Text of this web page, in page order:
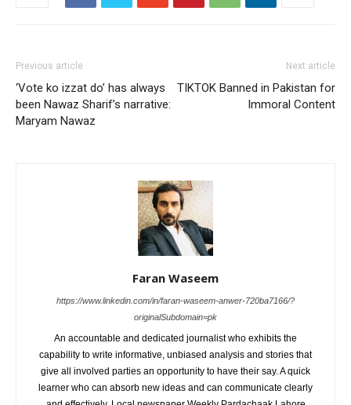
Previous article
‘Vote ko izzat do’ has always
been Nawaz Sharif’s narrative:
Maryam Nawaz
Next article
TIKTOK Banned in Pakistan for
Immoral Content
Faran Waseem
https://www.linkedin.com/in/faran-waseem-anwer-720ba7166/?
originalSubdomain=pk
An accountable and dedicated journalist who exhibits the
capability to write informative, unbiased analysis and stories that
give all involved parties an opportunity to have their say. A quick
learner who can absorb new ideas and can communicate clearly